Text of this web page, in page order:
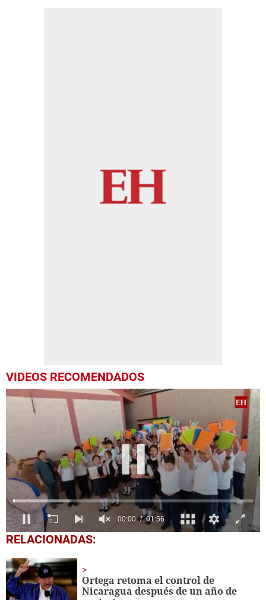
VIDEOS RECOMENDADOS
0
seconds
1
minute,
56
seconds
RELACIONADAS:
Ortega retoma el control de
Nicaragua después de un año de